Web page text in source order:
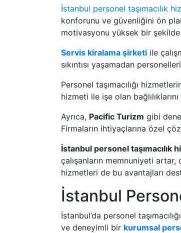
İstanbul personel taşımacılık
konforunu ve güvenliğini ön
motivasyonu yüksek bir
Servis kiralama şirketi ile
sıkıntısı yaşamadan
Personel taşımacılığı
hizmeti ile işe olan
Ayrıca, Pacific Turizm gibi
Firmaların ihtiyaçlarına özel
İstanbul personel taşımacılık
çalışanların memnuniyeti
hizmetleri de bu avantajları
İstanbul
İstanbul’da personel
ve deneyimli bir kurumsal